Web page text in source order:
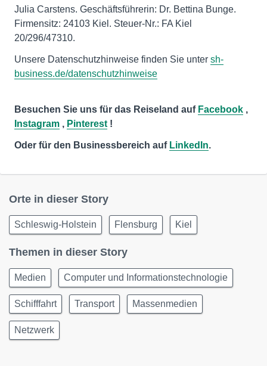
Julia Carstens. Geschäftsführerin: Dr. Bettina Bunge.
Firmensitz: 24103 Kiel. Steuer-Nr.: FA Kiel
20/296/47310.
Unsere Datenschutzhinweise finden Sie unter sh-
business.de/datenschutzhinweise
Besuchen Sie uns für das Reiseland auf Facebook ,
Instagram , Pinterest !
Oder für den Businessbereich auf LinkedIn.
Orte in dieser Story
Schleswig-Holstein Flensburg Kiel
Themen in dieser Story
Medien Computer und Informationstechnologie
Schifffahrt Transport Massenmedien
Netzwerk